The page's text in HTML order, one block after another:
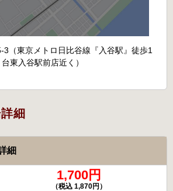
（東京メトロ日比谷線『入谷駅』徒歩1
東入谷駅前店近く）
細
細
1,700円
（税込 1,870円）